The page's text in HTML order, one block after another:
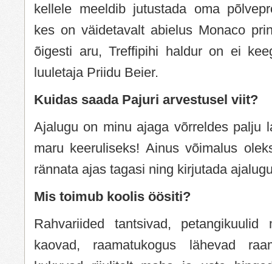
kellele meeldib jutustada oma
kes on väidetavalt abielus Monaco
õigesti aru, Treffipihi haldur on ei
luuletaja Priidu Beier.
Kuidas saada Pajuri arvestusel viit?
Ajalugu on minu ajaga võrreldes palju
maru keeruliseks! Ainus võimalus
rännata ajas tagasi ning kirjutada
Mis toimub koolis öösiti?
Rahvariided tantsivad, petangikuulid
kaovad, raamatukogus lähevad